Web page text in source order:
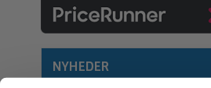
NYHEDER